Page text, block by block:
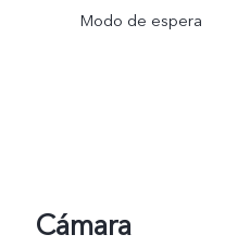
Modo de espera
Cámara